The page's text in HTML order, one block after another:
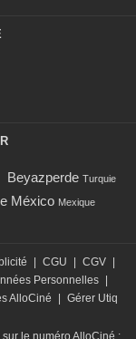
Beyazperde Turquie
México Mexique
CGU CGV
Personnelles
AlloCiné
Gérer Utiq
le numéro AlloCiné :